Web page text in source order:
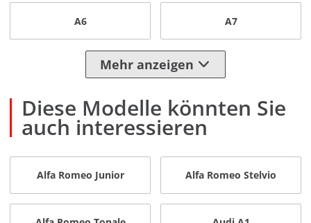
A6 A7
Mehr anzeigen
Diese Modelle könnten Sie
auch interessieren
Alfa Romeo Junior Alfa Romeo Stelvio